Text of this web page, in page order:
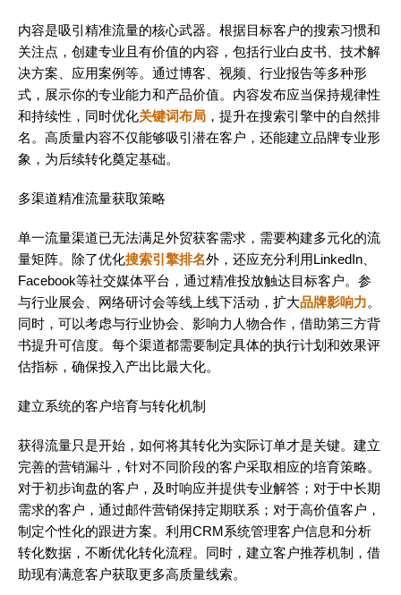
内容是吸引精准流量的核心武器。根据目标客户的搜索习惯和
关注点，创建专业且有价值的内容，包括行业白皮书、技术解
决方案、应用案例等。通过博客、视频、行业报告等多种形
式，展示你的专业能力和产品价值。内容发布应当保持规律性
和持续性，同时优化关键词布局 ，提升在搜索引擎中的自然排
名。高质量内容不仅能够吸引潜在客户，还能建立品牌专业形
象，为后续转化奠定基础。
多渠道精准流量获取策略
单一流量渠道已无法满足外贸获客需求，需要构建多元化的流
量矩阵。除了优化搜索引擎排名外，还应充分利用LinkedIn、
Facebook等社交媒体平台，通过精准投放触达目标客户。参
与行业展会、网络研讨会等线上线下活动，扩大品牌影响力。
同时，可以考虑与行业协会、影响力人物合作，借助第三方背
书提升可信度。每个渠道都需要制定具体的执行计划和效果评
估指标，确保投入产出比最大化。
建立系统的客户培育与转化机制
获得流量只是开始，如何将其转化为实际订单才是关键。建立
完善的营销漏斗，针对不同阶段的客户采取相应的培育策略。
对于初步询盘的客户，及时响应并提供专业解答；对于中长期
需求的客户，通过邮件营销保持定期联系；对于高价值客户，
制定个性化的跟进方案。利用CRM系统管理客户信息和分析
转化数据，不断优化转化流程。同时，建立客户推荐机制，借
助现有满意客户获取更多高质量线索。